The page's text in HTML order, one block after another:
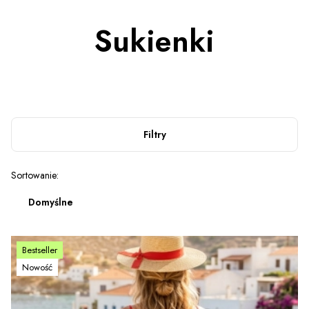
Sukienki
Filtry
Lista produktów
Sortowanie:
Domyślne
Bestseller
Nowość